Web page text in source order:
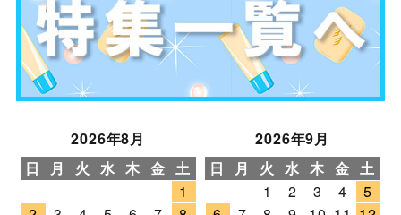
2026年8月
日
月 火 水 木 金 土
1
2026年9月
日
月 火 水 木 金 土
1
2 3 4
5